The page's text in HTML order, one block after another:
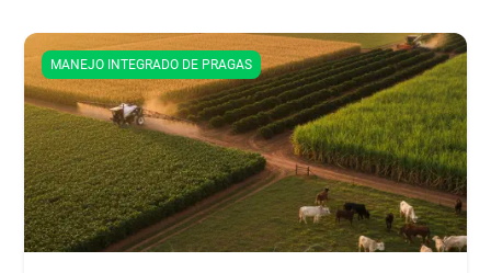
MANEJO INTEGRADO DE PRAGAS